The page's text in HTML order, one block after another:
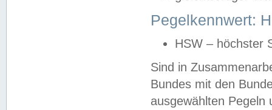
Pegelkennwert:
HSW – höchster
Sind in
Bundes mit den
ausgewählten